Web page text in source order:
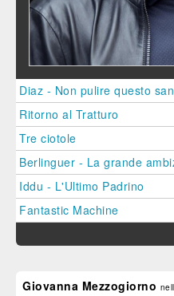
Diaz - Non pulire questo
Ritorno al Tratturo
Tre ciotole
Berlinguer - La grande
Iddu - L'Ultimo Padrino
Fantastic Machine
Giovanna Mezzogiorno